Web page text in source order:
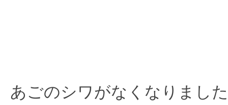
あごのシワがなくなりまし